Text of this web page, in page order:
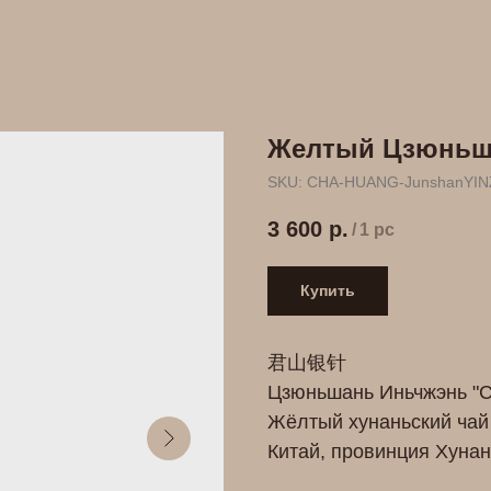
Желтый
SKU: CHA-HUANG-
3 600 р. / 1 pc
Купить
君山银针
Цзюньшань Иньчжэнь
Жёлтый хунаньский чай
Китай, провинция